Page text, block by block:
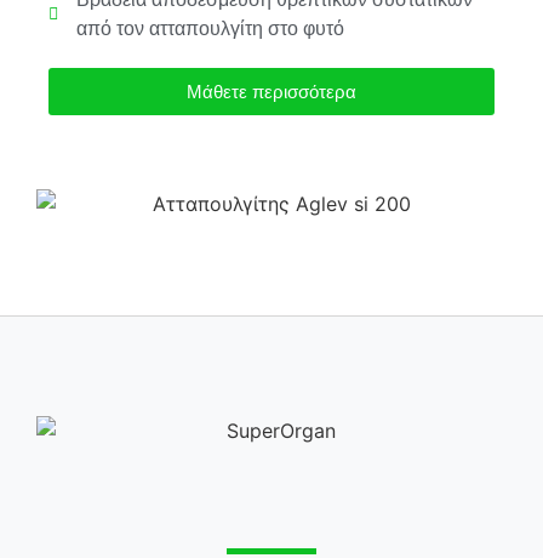
από τον ατταπουλγίτη στο φυτό
Μάθετε περισσότερα